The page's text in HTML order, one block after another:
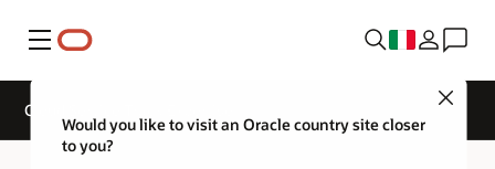
Menu
Would you like to visit an Oracle country site closer
to you?
Cloud Service Track Expertise